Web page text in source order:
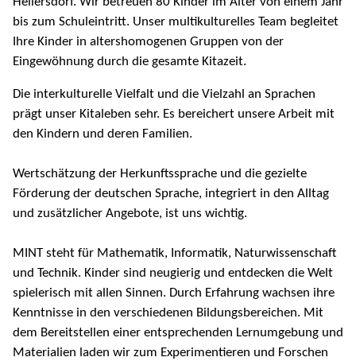
bis zum Schuleintritt. Unser multikulturelles Team begleitet
Ihre Kinder in altershomogenen Gruppen von der
Eingewöhnung durch die gesamte Kitazeit.
Die interkulturelle Vielfalt und die Vielzahl an Sprachen
prägt unser Kitaleben sehr. Es bereichert unsere Arbeit mit
den Kindern und deren Familien.
Wertschätzung der Herkunftssprache und die gezielte
Förderung der deutschen Sprache, integriert in den Alltag
und zusätzlicher Angebote, ist uns wichtig.
MINT steht für Mathematik, Informatik, Naturwissenschaft
und Technik. Kinder sind neugierig und entdecken die Welt
spielerisch mit allen Sinnen. Durch Erfahrung wachsen ihre
Kenntnisse in den verschiedenen Bildungsbereichen. Mit
dem Bereitstellen einer entsprechenden Lernumgebung und
Materialien laden wir zum Experimentieren und Forschen